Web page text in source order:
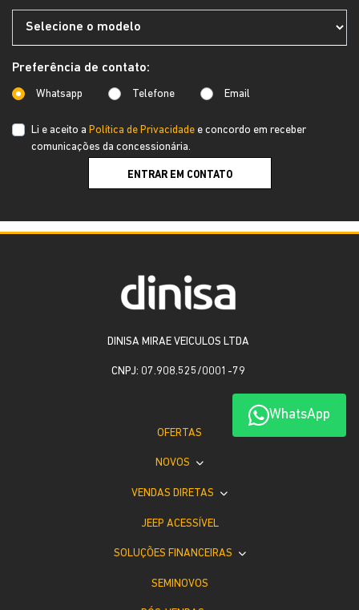
Preferência de contato:
Whatsapp Telefone Email
Li e aceito a Política de Privacidade e concordo em receber
comunicações da concessionária.
ENTRAR EM CONTATO
WhatsApp
DINISA MIRAE VEICULOS LTDA
CNPJ: 07.908.525/0001-79
OFERTAS
NOVOS
VENDAS DIRETAS
JEEP ACESSÍVEL
SOLUÇÕES FINANCEIRAS
SEMINOVOS